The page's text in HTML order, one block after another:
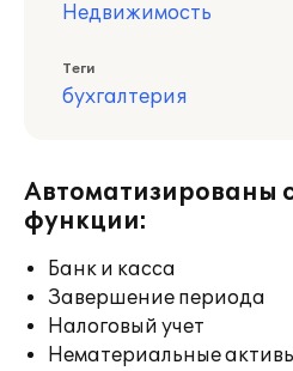
Недвижимость
Теги
бухгалтерия
Автоматизированы
функции:
Банк и касса
Завершение периода
Налоговый учет
Нематериальные